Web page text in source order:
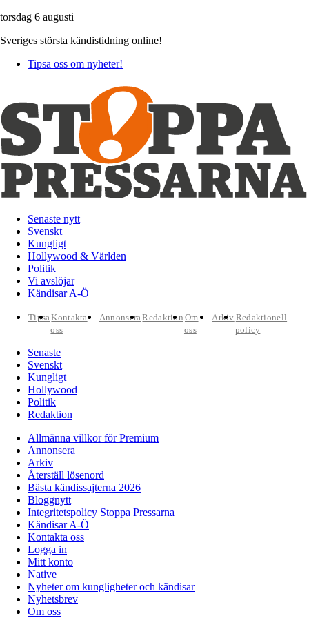
torsdag 6 augusti
Sveriges största kändistidning online!
Tipsa oss om nyheter!
Senaste nytt
Svenskt
Kungligt
Hollywood & Världen
Politik
Vi avslöjar
Kändisar A-Ö
TipsaKontakta
oss
AnnonseraRedaktion Om
oss
Arkiv Redaktionell
policy
Senaste
Svenskt
Kungligt
Hollywood
Politik
Redaktion
Allmänna villkor för Premium
Annonsera
Arkiv
Återställ lösenord
Bästa kändissajterna 2026
Bloggnytt
Integritetspolicy Stoppa Pressarna
Kändisar A-Ö
Kontakta oss
Logga in
Mitt konto
Native
Nyheter om kungligheter och kändisar
Nyhetsbrev
Om oss